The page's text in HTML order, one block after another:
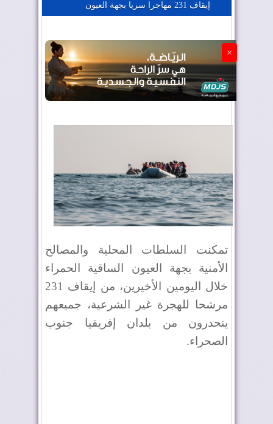
إيقاف 231 مهاجرا سريا بجهة العيون
×
تمكنت السلطات المحلية والمصالح
الأمنية بجهة العيون الساقية الحمراء
خلال اليومين الأخيرين، من إيقاف 231
مرشحا للهجرة غير الشرعية، جميعهم
ينحدرون من بلدان إفريقيا جنوب
الصحراء.